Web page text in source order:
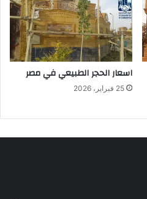
اسعار الحجر الطبيعي في مصر
25 فبراير، 2026